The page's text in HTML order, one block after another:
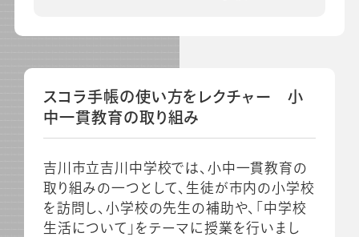
スコラ手帳の使い方をレクチャー 小
中一貫教育の取り組み
吉川市立吉川中学校では、小中一貫教育の
取り組みの一つとして、生徒が市内の小学校
を訪問し、小学校の先生の補助や、「中学校
生活について」をテーマに授業を行いまし